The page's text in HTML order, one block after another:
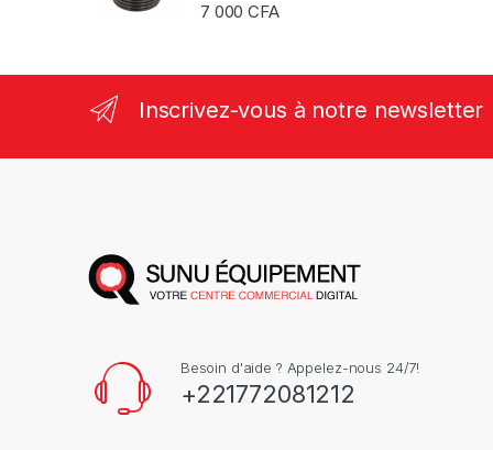
7 000CFA
Inscrivez-vous à notre newsletter
Besoin d'aide ? Appelez-nous 24/7!
+221772081212